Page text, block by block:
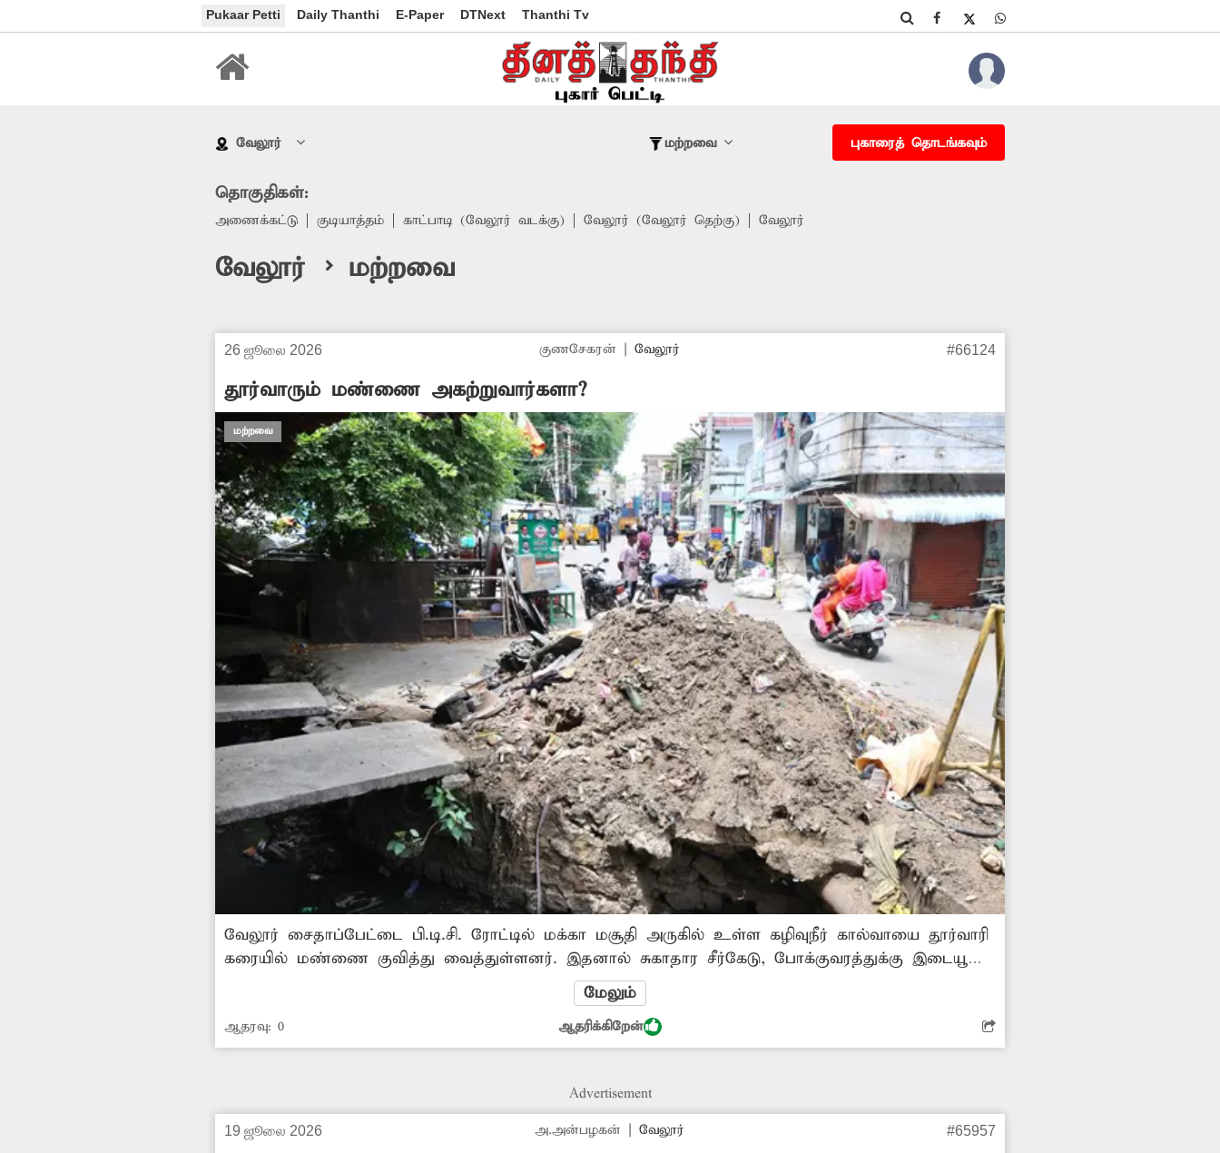
Pukaar Petti Daily Thanthi E-Paper DTNext Thanthi Tv
வேலூர் மற்றவை புகாரைத் தொடங்கவும்
தொகுதிகள்:
அணைக்கட்டு குடியாத்தம் காட்பாடி (வேலூர் வடக்கு) வேலூர் (வேலூர் தெற்கு) வேலூர்
வேலூர் > மற்றவை
26 ஜூலை 2026 குணசேகரன் |வேலூர் #66124
தூர்வாரும் மண்ணை அகற்றுவார்களா?
மற்றவை
வேலூர் சைதாப்பேட்டை பி.டி.சி. ரோட்டில் மக்கா மசூதி அருகில் உள்ள கழிவுநீர் கால்வாயை தூர்வாரி
கரையில் மண்ணை குவித்து வைத்துள்ளனர். இதனால் சுகாதார சீர்கேடு, போக்குவரத்துக்கு இடையூறு
ஏற்படுகிறது. இதேபோல் வேலூர் பெண்ட்லேண்ட் அரசு மருத்துவமனை அருகில் உள்ள கந்தசாமி
ஜமேதார் தெருவில் நீண்ட நாட்களாக அகற்றப்படாத கழிவுகளால் பொதுமக்கள் அவதிப்படுகின்றனர்.
மேலும்
ஆதரவு: 0 ஆதரிக்கிறேன்
Advertisement
19 ஜூலை 2026 அ.அன்பழகன் |வேலூர் #65957